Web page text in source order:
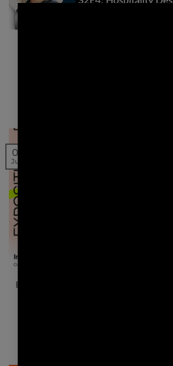
EXPOSITION « VOYAGE EN
09
Juin